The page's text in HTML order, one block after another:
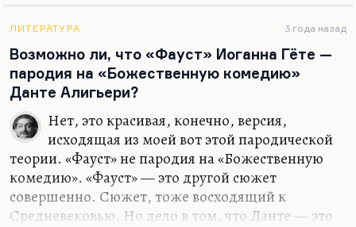
Подвиг поэта, с точки зрения этой прослойки,
заключается в том, чтобы отдаться на волю
большинства — и это делает его ренегатом,
помимо воли. На эти темы достаточно полно
высказался Пастернак, сказав:
Иль я не знаю, что, в потемки тычась,
Вовек…
ЛИТЕРАТУРА 3 года назад
Возможно ли, что «Фауст» Иоганна Гёте —
пародия на «Божественную комедию»
Данте Алигьери?
Нет, это красивая, конечно, версия,
исходящая из моей вот этой пародической
теории. «Фауст» не пародия на «Божественную
комедию». «Фауст» — это другой сюжет
совершенно. Сюжет, тоже восходящий к
Средневековью. Но дело в том, что Данте — это